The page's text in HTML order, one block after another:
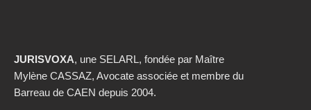
JURISVOXA, une SELARL, fondée par Maître
Mylène CASSAZ, Avocate associée et membre du
Barreau de CAEN depuis 2004.